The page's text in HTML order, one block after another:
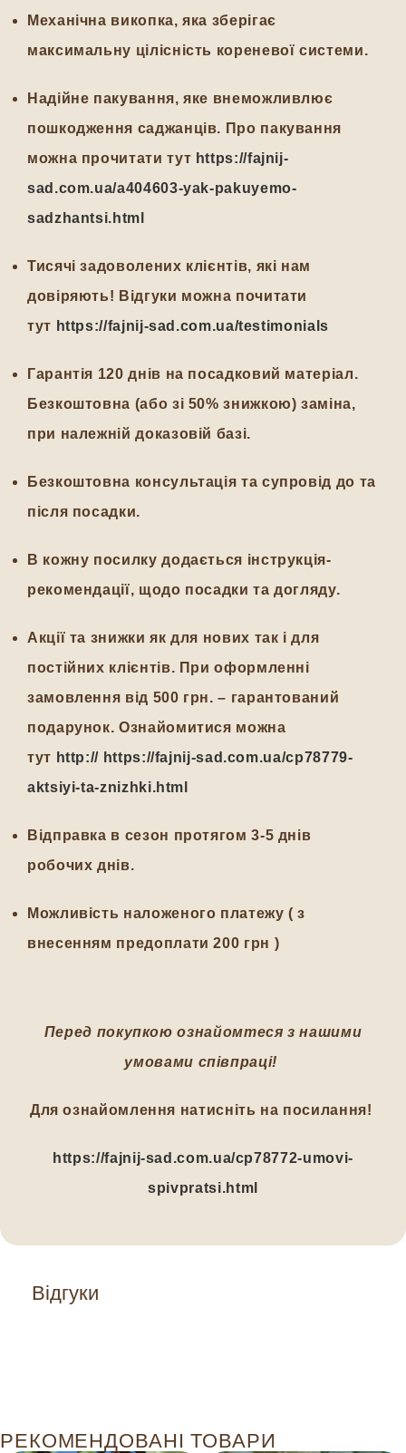
Відгуки
Механічна викопка, яка зберігає
максимальну цілісність кореневої системи.
Надійне пакування, яке внеможливлює
пошкодження саджанців. Про пакування
можна прочитати тут https://fajnij-
sad.com.ua/a404603-yak-pakuyemo-
sadzhantsi.html
Тисячі задоволених клієнтів, які нам
довіряють! Відгуки можна почитати
тут https://fajnij-sad.com.ua/testimonials
Гарантія 120 днів на посадковий матеріал.
Безкоштовна (або зі 50% знижкою) заміна,
при належній доказовій базі.
Безкоштовна консультація та супровід до та
після посадки.
В кожну посилку додається інструкція-
рекомендації, щодо посадки та догляду.
Акції та знижки як для нових так і для
постійних клієнтів. При оформленні
замовлення від 500 грн. – гарантований
подарунок. Ознайомитися можна
тут http:// https://fajnij-sad.com.ua/cp78779-
aktsiyi-ta-znizhki.html
Відправка в сезон протягом 3-5 днів
робочих днів.
Можливість наложеного платежу ( з
внесенням предоплати 200 грн )
Перед покупкою ознайомтеся з нашими
умовами співпраці!
Для ознайомлення натисніть на посилання!
https://fajnij-sad.com.ua/cp78772-umovi-
spivpratsi.html
РЕКОМЕНДОВАНІ ТОВАРИ